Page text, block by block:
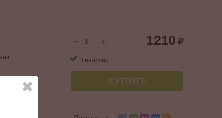
1210 ₽
В наличии
КУПИТЬ